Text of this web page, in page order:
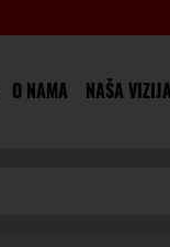
O NAMA NAŠA VIZIJA